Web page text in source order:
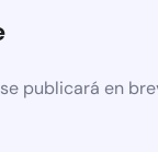
publicará en